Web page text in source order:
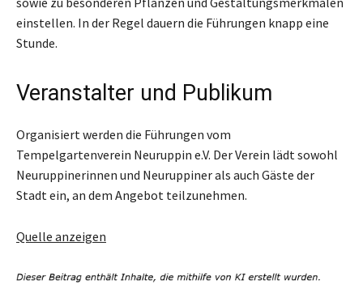
einstellen. In der Regel dauern die Führungen knapp eine
Stunde.
Veranstalter und Publikum
Organisiert werden die Führungen vom
Tempelgartenverein Neuruppin e.V. Der Verein lädt sowohl
Neuruppinerinnen und Neuruppiner als auch Gäste der
Stadt ein, an dem Angebot teilzunehmen.
Quelle anzeigen